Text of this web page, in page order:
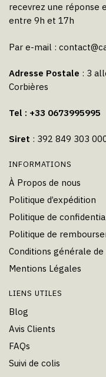
recevrez une réponse
entre 9h et 17h
Par e-mail :
Adresse Postale : 3
Corbières
Tel : +33 0673995995
Siret : 392 849 303
INFORMATIONS
À Propos de nous
Politique d’expédition
Politique de
Politique de
Conditions générale
Mentions Légales
LIENS UTILES
Blog
Avis Clients
FAQs
Suivi de colis